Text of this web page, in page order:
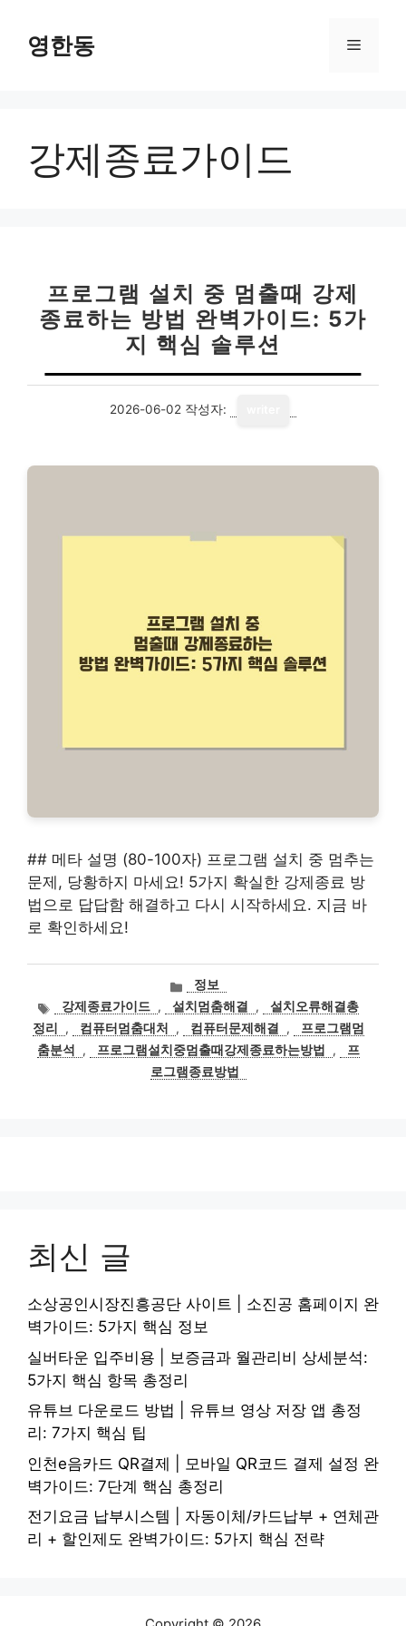
영한동 메
강제종료가이드
프로그램 설치 중 멈출때 강제
종료하는 방법 완벽가이드: 5가
지 핵심 솔루션
2026-06-02 작성자:
## 메타 설명 (80-100자) 프로그램 설치 중 멈추는
문제, 당황하지 마세요! 5가지 확실한 강제종료 방
법으로 답답함 해결하고 다시 시작하세요. 지금 바
로 확인하세요!
카
테
고
리
정보
태
그
강제종료가이드 , 설치멈춤해결 ,
설치오류해결총
정리
, 컴퓨터멈춤대처 , 컴퓨터문제해결 ,
프로그램멈
춤분석
, 프로그램설치중멈출때강제종료하는방법 ,
프
로그램종료방법
최신 글
소상공인시장진흥공단 사이트 | 소진공 홈페이지 완
벽가이드: 5가지 핵심 정보
실버타운 입주비용 | 보증금과 월관리비 상세분석:
5가지 핵심 항목 총정리
유튜브 다운로드 방법 | 유튜브 영상 저장 앱 총정
리: 7가지 핵심 팁
인천e음카드 QR결제 | 모바일 QR코드 결제 설정 완
벽가이드: 7단계 핵심 총정리
전기요금 납부시스템 | 자동이체/카드납부 + 연체관
리 + 할인제도 완벽가이드: 5가지 핵심 전략